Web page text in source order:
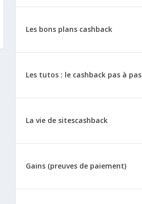
Les bons plans cashback
Les tutos : le cashback pas à pas
La vie de sitescashback
Gains (preuves de paiement)